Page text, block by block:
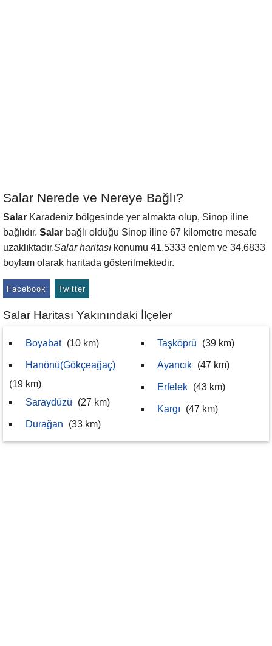
Salar Nerede ve Nereye Bağlı?
Salar Karadeniz bölgesinde yer almakta olup, Sinop iline
bağlıdır. Salar bağlı olduğu Sinop iline 67 kilometre mesafe
uzaklıktadır.Salar haritası konumu 41.5333 enlem ve 34.6833
boylam olarak haritada gösterilmektedir.
Facebook Twitter
Salar Haritası Yakınındaki İlçeler
Boyabat (10 km)
Hanönü(Gökçeağaç)
(19 km)
Saraydüzü
(27 km)
Durağan (33 km)
Taşköprü (39 km)
Ayancık (47 km)
Erfelek (43 km)
Kargı (47 km)